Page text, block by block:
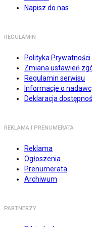
Napisz do nas
REGULAMIN
Polityka Prywatności
Zmiana ustawień
Regulamin serwisu
Informacje o
Deklaracja
REKLAMA I PRENUMERATA
Reklama
Ogłoszenia
Prenumerata
Archiwum
PARTNERZY